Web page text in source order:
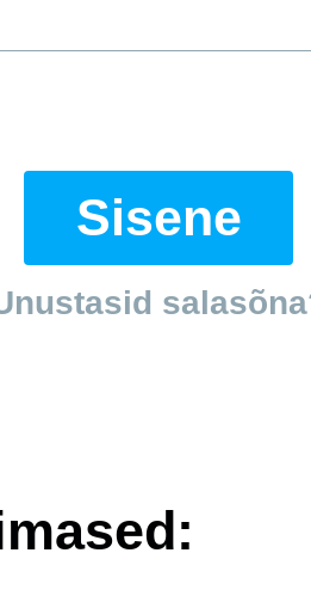
Sisene